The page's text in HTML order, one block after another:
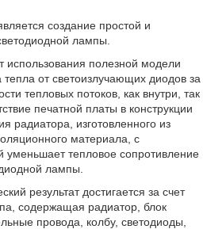
создание простой и
лампы.
использования полезной модели
от светоизлучающих диодов за
тепловых потоков, как внутри, так
печатной платы в конструкции
радиатора, изготовленного из
материала, с
уменьшает тепловое сопротивление
лампы.
результат достигается за счет
содержащая радиатор, блок
провода, колбу, светодиоды,